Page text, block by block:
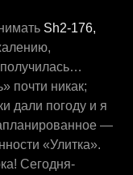
Sh2-176,
получилась…
почти никак;
дали погоду и я
—
«Улитка».
Сегодня-